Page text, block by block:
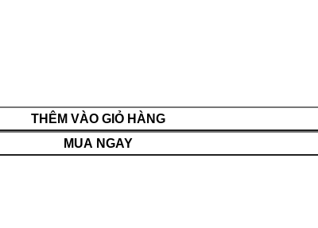
THÊM VÀO GIỎ HÀNG
MUA NGAY